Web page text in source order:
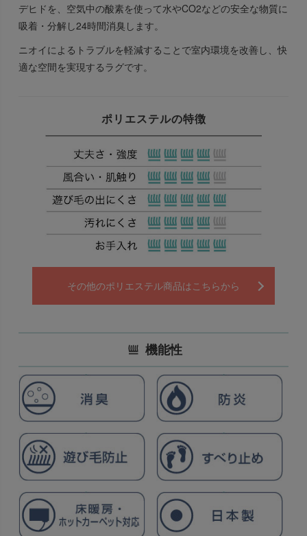
デヒドを、空気中の酸素を使って水やCO2などの安全な物質に
吸着・分解し24時間消臭します。
ニオイによるトラブルを軽減することで室内環境を改善し、快
適な空間を実現するラグです。
ポリエステルの特徴
その他のポリエステル商品はこちらから
機能性